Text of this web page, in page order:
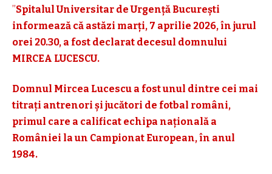
”Spitalul Universitar de Urgență București
informează că astăzi marți, 7 aprilie 2026, în jurul
orei 20.30, a fost declarat decesul domnului
MIRCEA LUCESCU.
Domnul Mircea Lucescu a fost unul dintre cei mai
titrați antrenori și jucători de fotbal români,
primul care a calificat echipa națională a
României la un Campionat European, în anul
1984.